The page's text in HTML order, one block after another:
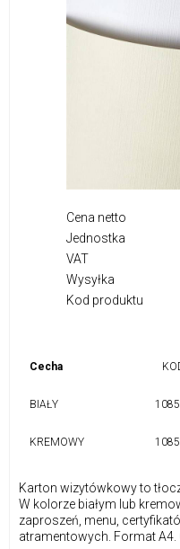
Cena netto
Jednostka
VAT
Wysyłka
Kod produktu
Cecha
BIAŁY
KREMOWY
Karton wizytówkowy to
W kolorze białym lub
zaproszeń, menu,
atramentowych. Format A4.